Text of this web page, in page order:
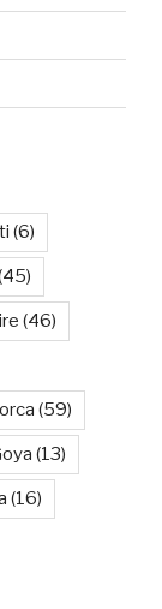
(6)
(46)
(59)
(13)
(16)